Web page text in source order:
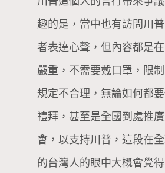
趣的是，當中也有訪問川
者表達心聲，但內容都是
嚴重，不需要戴口罩，限
規定不合理，無論如何都
禮拜，甚至是全國到處推
會，以支持川普，這段在
的台灣人的眼中大概會覺